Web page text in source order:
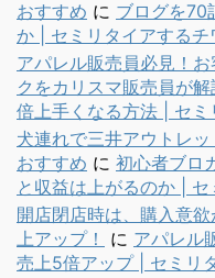
おすすめ に ブログを70
か | セミリタイアするチ
アパレル販売員必見！
クをカリスマ販売員が解
倍上手くなる方法 | セミ
犬連れで三井アウトレ
おすすめ に 初心者ブロ
と収益は上がるのか |
開店閉店時は、購入意
上アップ！
に アパレル
売上5倍アップ | セミリ